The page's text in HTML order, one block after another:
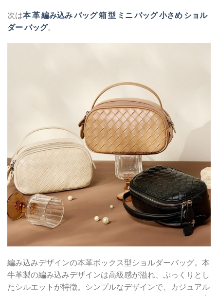
次は本 革 編み込み バッグ 箱 型 ミニ バッグ 小さめ ショル
ダー バッグ。
編み込みデザインの本革ボックス型ショルダーバッグ。本
牛革製の編み込みデザインは高級感が溢れ、ぷっくりとし
たシルエットが特徴。シンプルなデザインで、カジュアル